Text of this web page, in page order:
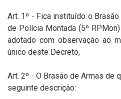
Art. 1º - Fica instituído o
de Polícia Montada (5º
adotado com observação ao
único deste Decreto,
Art. 2º - O Brasão de Armas de
seguinte descrição: